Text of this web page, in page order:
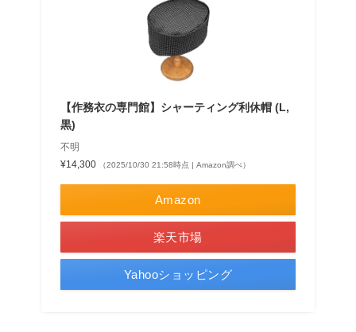
【作務衣の専門館】シャーティング利休帽 (L,
黒)
不明
¥14,300
（2025/10/30 21:58時点 | Amazon調べ）
Amazon
楽天市場
Yahooショッピング